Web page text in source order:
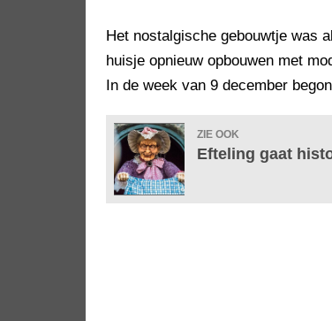
Het nostalgische gebouwtje was
huisje opnieuw opbouwen met
In de week van 9 december
ZIE OOK
Efteling gaat